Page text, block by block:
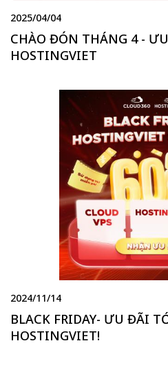
2025/04/04
CHÀO ĐÓN THÁNG 4 -
HOSTINGVIET
2024/11/14
BLACK FRIDAY- ƯU ĐÃI
HOSTINGVIET!